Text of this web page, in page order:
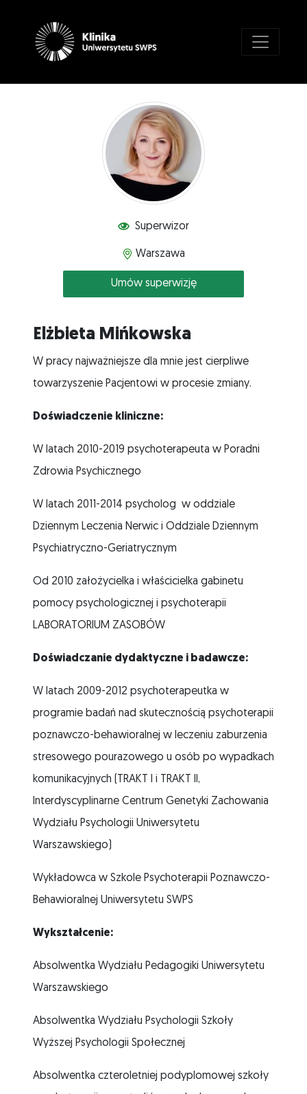
Superwizor
Warszawa
Umów superwizję
Elżbieta Mińkowska
W pracy najważniejsze dla mnie jest cierpliwe
towarzyszenie Pacjentowi w procesie zmiany.
Doświadczenie kliniczne:
W latach 2010-2019 psychoterapeuta w Poradni
Zdrowia Psychicznego
W latach 2011-2014 psycholog w oddziale
Dziennym Leczenia Nerwic i Oddziale Dziennym
Psychiatryczno-Geriatrycznym
Od 2010 założycielka i właścicielka gabinetu
pomocy psychologicznej i psychoterapii
LABORATORIUM ZASOBÓW
Doświadczanie dydaktyczne i badawcze:
W latach 2009-2012 psychoterapeutka w
programie badań nad skutecznością psychoterapii
poznawczo-behawioralnej w leczeniu zaburzenia
stresowego pourazowego u osób po wypadkach
komunikacyjnych (TRAKT I i TRAKT II,
Interdyscyplinarne Centrum Genetyki Zachowania
Wydziału Psychologii Uniwersytetu
Warszawskiego)
Wykładowca w Szkole Psychoterapii Poznawczo-
Behawioralnej Uniwersytetu SWPS
Wykształcenie:
Absolwentka Wydziału Pedagogiki Uniwersytetu
Warszawskiego
Absolwentka Wydziału Psychologii Szkoły
Wyższej Psychologii Społecznej
Absolwentka czteroletniej podyplomowej szkoły